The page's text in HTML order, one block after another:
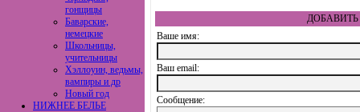
гонщицы
Баварские,
немецкие
Школьницы,
учительницы
Хэллоуин, ведьмы,
вампиры и др
Новый год
НИЖНЕЕ БЕЛЬЕ
ДОБАВИТЬ
Ваше имя:
Ваш еmail:
Сообщение: